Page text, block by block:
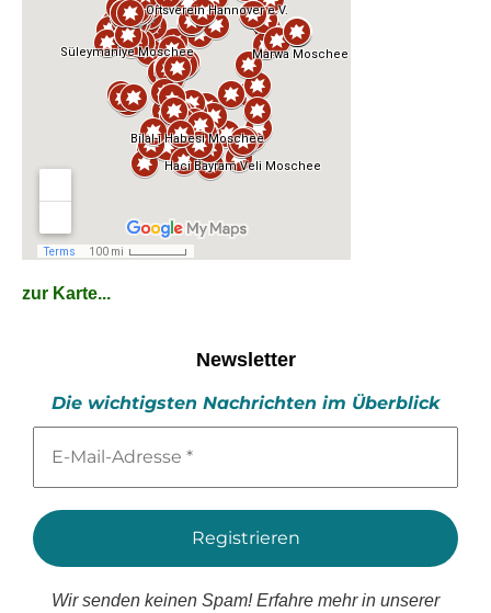
zur Karte...
Newsletter
Die wichtigsten Nachrichten im Überblick
Mail-
*
Wir senden keinen Spam! Erfahre mehr in unserer